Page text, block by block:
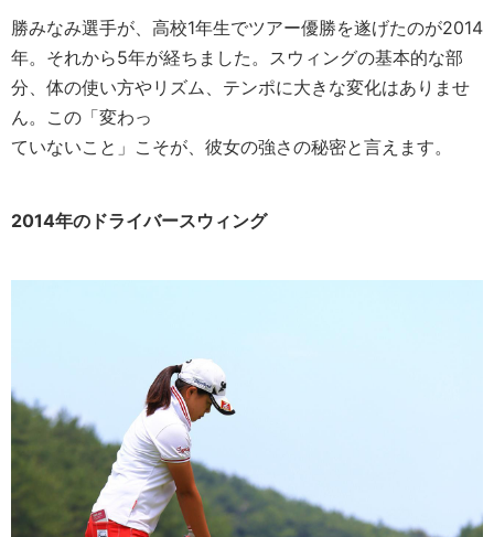
勝みなみ選手が、高校1年生でツアー優勝を遂げたのが2014
年。それから5年が経ちました。スウィングの基本的な部
分、体の使い方やリズム、テンポに大きな変化はありませ
ん。この「変わっ
ていないこと」こそが、彼女の強さの秘密と言えます。
2014年のドライバースウィング